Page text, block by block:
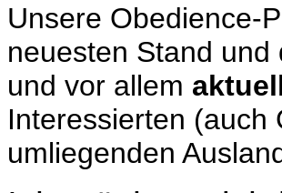
Unsere Obedience-
neuesten Stand
und vor allem
Interessierten (auch
umliegenden